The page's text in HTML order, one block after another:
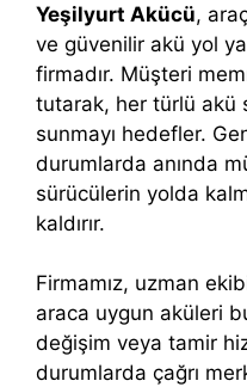
Yeşilyurt Akücü,
ve güvenilir akü yol
firmadır. Müşteri
tutarak, her türlü akü
sunmayı hedefler.
durumlarda anında
sürücülerin yolda
kaldırır.
Firmamız, uzman
araca uygun aküleri
değişim veya tamir
durumlarda çağrı